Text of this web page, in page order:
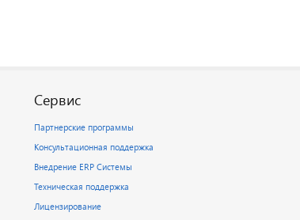
Сервис
Партнерские программы
Консультационная поддержка
Внедрение ERP Системы
Техническая поддержка
Лицензирование